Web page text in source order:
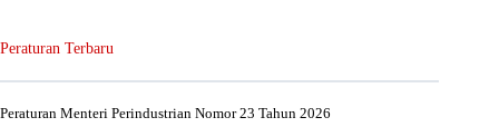
Peraturan Terbaru
Peraturan Menteri Perindustrian Nomor 23 Tahun 2026